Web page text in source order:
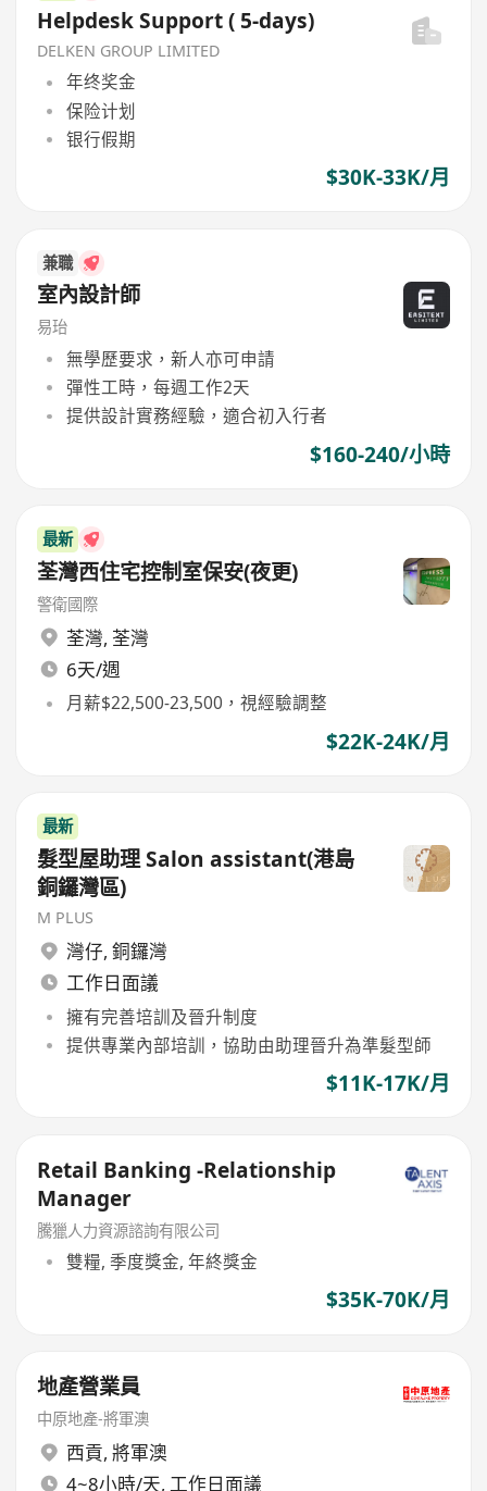
Helpdesk Support ( 5-days)
DELKEN GROUP LIMITED
年终奖金
保险计划
银行假期
$30K-33K/月
兼職
室內設計師
易珆
無學歷要求，新人亦可申請
彈性工時，每週工作2天
提供設計實務經驗，適合初入行者
$160-240/小時
最新
荃灣西住宅控制室保安(夜更)
警衛國際
荃灣, 荃灣
6天/週
月薪$22,500-23,500，視經驗調整
$22K-24K/月
最新
髮型屋助理 Salon assistant(港島
銅鑼灣區)
M PLUS
灣仔, 銅鑼灣
工作日面議
擁有完善培訓及晉升制度
提供專業內部培訓，協助由助理晉升為準髮型師
$11K-17K/月
Retail Banking -Relationship
Manager
騰獵人力資源諮詢有限公司
雙糧, 季度獎金, 年終獎金
$35K-70K/月
地產營業員
中原地產-將軍澳
西貢, 將軍澳
4~8小時/天, 工作日面議